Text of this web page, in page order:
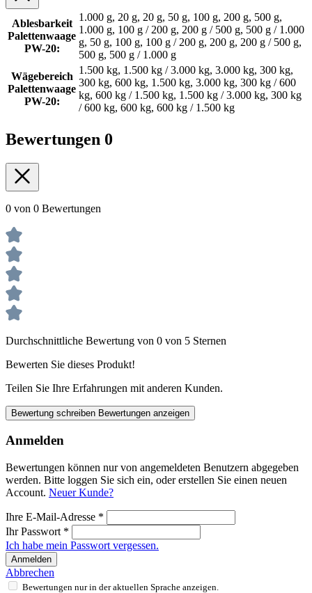
Ablesbarkeit
Palettenwaage
PW-20:
1.000 g, 20 g, 20 g, 50 g, 100 g, 200 g, 500 g,
1.000 g, 100 g / 200 g, 200 g / 500 g, 500 g / 1.000
g, 50 g, 100 g, 100 g / 200 g, 200 g, 200 g / 500 g,
500 g, 500 g / 1.000 g
Wägebereich
Palettenwaage
PW-20:
1.500 kg, 1.500 kg / 3.000 kg, 3.000 kg, 300 kg,
300 kg, 600 kg, 1.500 kg, 3.000 kg, 300 kg / 600
kg, 600 kg / 1.500 kg, 1.500 kg / 3.000 kg, 300 kg
/ 600 kg, 600 kg, 600 kg / 1.500 kg
Bewertungen 0
0 von 0 Bewertungen
Durchschnittliche Bewertung von 0 von 5 Sternen
Bewerten Sie dieses Produkt!
Teilen Sie Ihre Erfahrungen mit anderen Kunden.
Bewertung schreiben Bewertungen anzeigen
Anmelden
Bewertungen können nur von angemeldeten Benutzern abgegeben
werden. Bitte loggen Sie sich ein, oder erstellen Sie einen neuen
Account. Neuer Kunde?
Ihre E-Mail-Adresse *
Ihr Passwort *
Ich habe mein Passwort vergessen.
Anmelden
Abbrechen
Bewertungen nur in der aktuellen Sprache anzeigen.